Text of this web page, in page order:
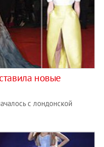
новые
с лондонской